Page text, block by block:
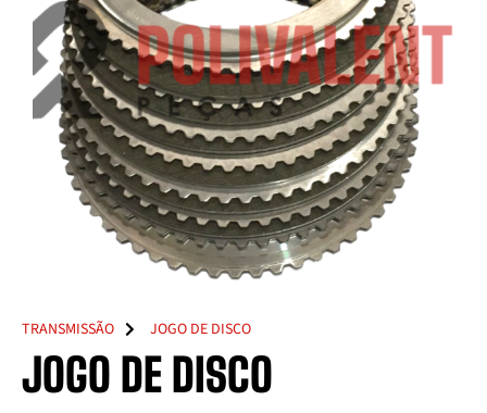
TRANSMISSÃO JOGO DE DISCO
JOGO DE DISCO